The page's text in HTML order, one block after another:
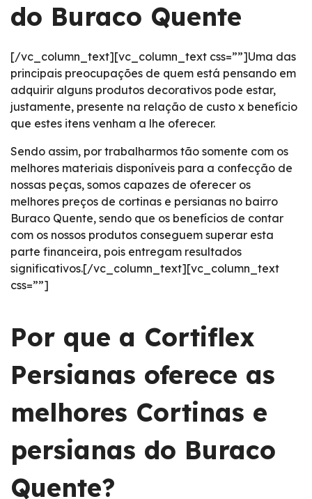
do Buraco Quente
[/vc_column_text][vc_column_text css=””]Uma das
principais preocupações de quem está pensando em
adquirir alguns produtos decorativos pode estar,
justamente, presente na relação de custo x benefício
que estes itens venham a lhe oferecer.
Sendo assim, por trabalharmos tão somente com os
melhores materiais disponíveis para a confecção de
nossas peças, somos capazes de oferecer os
melhores preços de cortinas e persianas no bairro
Buraco Quente, sendo que os benefícios de contar
com os nossos produtos conseguem superar esta
parte financeira, pois entregam resultados
significativos.[/vc_column_text][vc_column_text
css=””]
Por que a Cortiflex
Persianas oferece as
melhores Cortinas e
persianas do Buraco
Quente?